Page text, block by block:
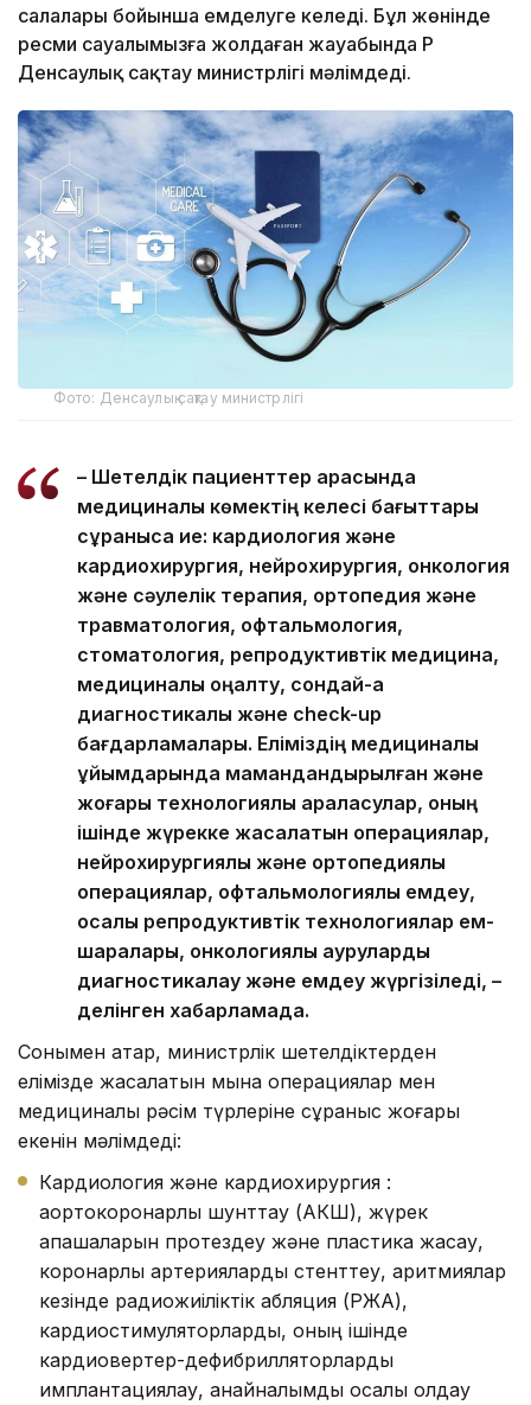
салалары бойынша емделуге келеді. Бұл жөнінде
ресми сауалымызға жолдаған жауабында ҚР
Денсаулық сақтау министрлігі мәлімдеді.
Фото: Денсаулық сақтау министрлігі
– Шетелдік пациенттер арасында
медициналық көмектің келесі бағыттары
сұранысқа ие: кардиология және
кардиохирургия, нейрохирургия, онкология
және сәулелік терапия, ортопедия және
травматология, офтальмология,
стоматология, репродуктивтік медицина,
медициналық оңалту, сондай-ақ
диагностикалық және check-up
бағдарламалары. Еліміздің медициналық
ұйымдарында мамандандырылған және
жоғары технологиялық араласулар, оның
ішінде жүрекке жасалатын операциялар,
нейрохирургиялық және ортопедиялық
операциялар, офтальмологиялық емдеу,
қосалқы репродуктивтік технологиялар ем-
шаралары, онкологиялық ауруларды
диагностикалау және емдеу жүргізіледі, –
делінген хабарламада.
Сонымен қатар, министрлік шетелдіктерден
елімізде жасалатын мына операциялар мен
медициналық рәсім түрлеріне сұраныс жоғары
екенін мәлімдеді:
Кардиология және кардиохирургия :
аортокоронарлық шунттау (АКШ), жүрек
қақпақшаларын протездеу және пластика жасау,
коронарлық артерияларды стенттеу, аритмиялар
кезінде радиожиіліктік абляция (РЖА),
кардиостимуляторларды, оның ішінде
кардиовертер-дефибрилляторларды
имплантациялау, қанайналымды қосалқы қолдау